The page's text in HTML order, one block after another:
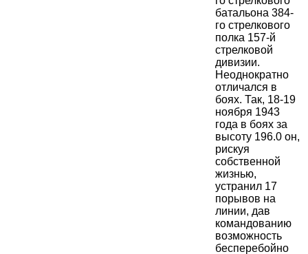
батальона 384-
го стрелкового
полка 157-й
стрелковой
дивизии.
Неоднократно
отличался в
боях. Так, 18-19
ноября 1943
года в боях за
высоту 196.0 он,
рискуя
собственной
жизнью,
устранил 17
порывов на
линии, дав
командованию
возможность
бесперебойно